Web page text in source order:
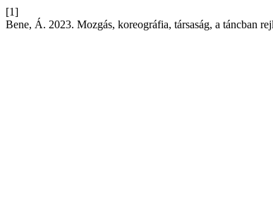
[1]
Bene, Á. 2023. Mozgás, koreográfia, társaság, a táncban